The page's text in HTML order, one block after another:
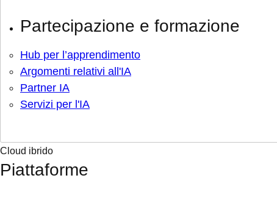
Partecipazione e formazione
Hub per l’apprendimento
Argomenti relativi all'IA
Partner IA
Servizi per l'IA
Cloud ibrido
Piattaforme